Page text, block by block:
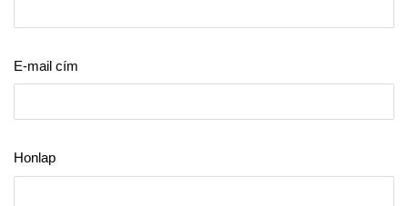
E-mail cím
Honlap